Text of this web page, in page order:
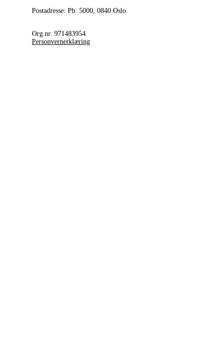
Postadresse: Pb. 5000, 0840 Oslo
Org.nr. 971483954
Personvernerklæring